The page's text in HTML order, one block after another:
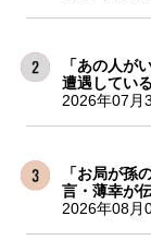
「あの人が
遭遇してい
2026年07月
「お局が孫
言・薄幸が
2026年08月